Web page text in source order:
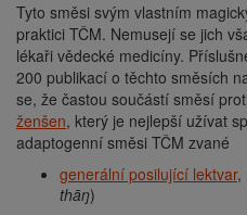
Tyto směsi svým vlastním
praktici TČM. Nemusejí se jich
lékaři vědecké medicíny.
200 publikací o těchto směsích
se, že častou součástí směsí
ženšen, který je nejlepší užívat
adaptogenní směsi TČM zvané
generální posilující lektvar,
thāŋ)